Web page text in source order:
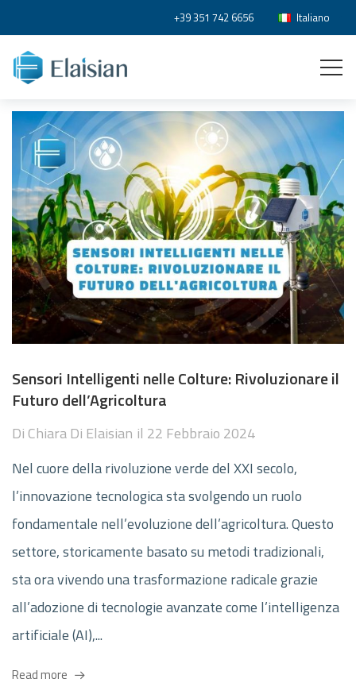
+39 351 742 6656 Italiano
Sensori Intelligenti nelle Colture: Rivoluzionare il
Futuro dell’Agricoltura
Di Chiara Di Elaisian il 22 Febbraio 2024
Nel cuore della rivoluzione verde del XXI secolo,
l’innovazione tecnologica sta svolgendo un ruolo
fondamentale nell’evoluzione dell’agricoltura. Questo
settore, storicamente basato su metodi tradizionali,
sta ora vivendo una trasformazione radicale grazie
all’adozione di tecnologie avanzate come l’intelligenza
artificiale (AI),...
Read more